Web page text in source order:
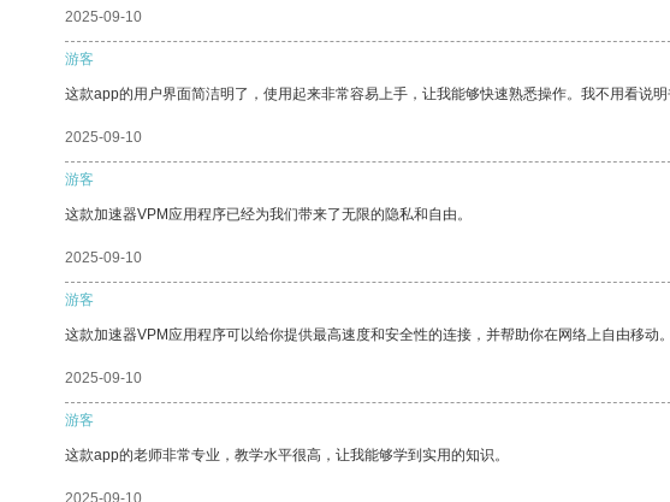
2025-09-10
游客
这款app的用户界面简洁明了，使用起来非常容易上手，让我能够快速熟悉操作。我不用看说明
2025-09-10
游客
这款加速器VPM应用程序已经为我们带来了无限的隐私和自由。
2025-09-10
游客
这款加速器VPM应用程序可以给你提供最高速度和安全性的连接，并帮助你在网络上自由移动。
2025-09-10
游客
这款app的老师非常专业，教学水平很高，让我能够学到实用的知识。
2025-09-10